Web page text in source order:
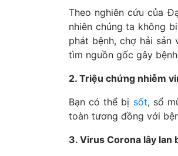
Theo nghiên cứu của
nhiên chúng ta không
phát bệnh, chợ hải
tìm nguồn gốc gây
2. Triệu chứng nhiễm
Bạn có thể bị sốt, sổ
toàn tương đồng với
3. Virus Corona lây lan